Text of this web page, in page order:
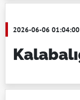
2026-06-06 01:04:00